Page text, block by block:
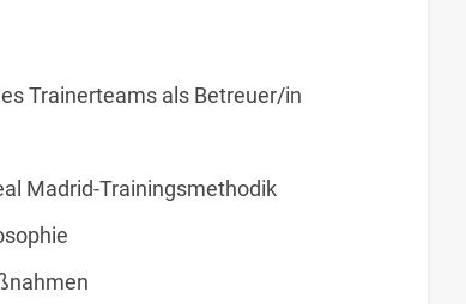
Trainerteams als Betreuer/in
Madrid-Trainingsmethodik